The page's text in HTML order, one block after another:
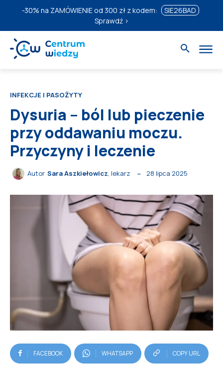
-30% na ZAMÓWIENIE od 300 zł z kodem:
SIE26BAD
Sprawdź ›
INFEKCJE I PASOŻYTY
Dysuria – ból lub pieczenie
przy oddawaniu moczu.
Przyczyny i leczenie
Autor Sara Aszkiełowicz, lekarz 28 lipca 2025
FACEBOOK WHATSAPP COPY URL